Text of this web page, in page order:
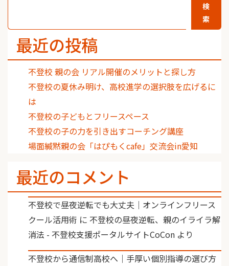
検
索
最近の投稿
不登校 親の会 リアル開催のメリットと探し方
不登校の夏休み明け、高校進学の選択肢を広げるに
は
不登校の子どもとフリースペース
不登校の子の力を引き出すコーチング講座
場面緘黙親の会「はぴもくcafe」交流会in愛知
最近のコメント
不登校で昼夜逆転でも大丈夫｜オンラインフリース
クール活用術 に 不登校の昼夜逆転、親のイライラ解
消法 - 不登校支援ポータルサイトCoCon より
不登校から通信制高校へ｜手厚い個別指導の選び方